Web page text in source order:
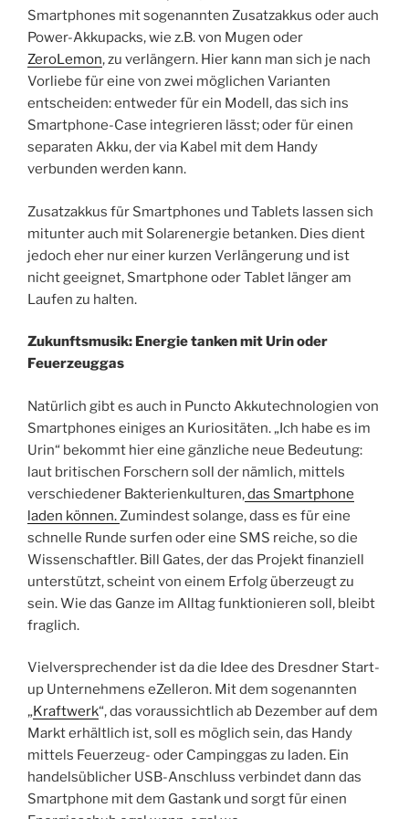
Smartphones mit sogenannten Zusatzakkus oder auch
Power-Akkupacks, wie z.B. von Mugen oder
ZeroLemon, zu verlängern. Hier kann man sich je nach
Vorliebe für eine von zwei möglichen Varianten
entscheiden: entweder für ein Modell, das sich ins
Smartphone-Case integrieren lässt; oder für einen
separaten Akku, der via Kabel mit dem Handy
verbunden werden kann.
Zusatzakkus für Smartphones und Tablets lassen sich
mitunter auch mit Solarenergie betanken. Dies dient
jedoch eher nur einer kurzen Verlängerung und ist
nicht geeignet, Smartphone oder Tablet länger am
Laufen zu halten.
Zukunftsmusik: Energie tanken mit Urin oder
Feuerzeuggas
Natürlich gibt es auch in Puncto Akkutechnologien von
Smartphones einiges an Kuriositäten. „Ich habe es im
Urin“ bekommt hier eine gänzliche neue Bedeutung:
laut britischen Forschern soll der nämlich, mittels
verschiedener Bakterienkulturen,das Smartphone
laden können.Zumindest solange, dass es für eine
schnelle Runde surfen oder eine SMS reiche, so die
Wissenschaftler. Bill Gates, der das Projekt finanziell
unterstützt, scheint von einem Erfolg überzeugt zu
sein. Wie das Ganze im Alltag funktionieren soll, bleibt
fraglich.
Vielversprechender ist da die Idee des Dresdner Start-
up Unternehmens eZelleron. Mit dem sogenannten
„Kraftwerk“, das voraussichtlich ab Dezember auf dem
Markt erhältlich ist, soll es möglich sein, das Handy
mittels Feuerzeug- oder Campinggas zu laden. Ein
handelsüblicher USB-Anschluss verbindet dann das
Smartphone mit dem Gastank und sorgt für einen